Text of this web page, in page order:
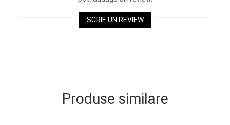
SCRIE UN REVIEW
Produse similare